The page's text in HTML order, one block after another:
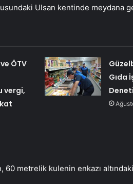
Ulsan kentinde meydana
ÖTV
vergi,
Gıda
60 metrelik kulenin enkazı